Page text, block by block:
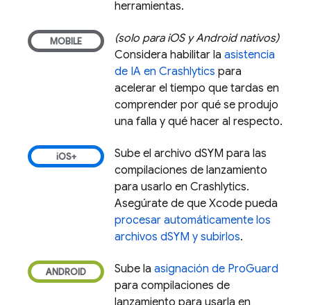
herramientas.
(solo para iOS y Android nativos)
Considera habilitar la asistencia
de IA en Crashlytics para
acelerar el tiempo que tardas en
comprender por qué se produjo
una falla y qué hacer al respecto.
Sube el archivo dSYM para las
compilaciones de lanzamiento
para usarlo en Crashlytics.
Asegúrate de que Xcode pueda
procesar automáticamente los
archivos dSYM y subirlos.
Sube la asignación de ProGuard
para compilaciones de
lanzamiento para usarla en